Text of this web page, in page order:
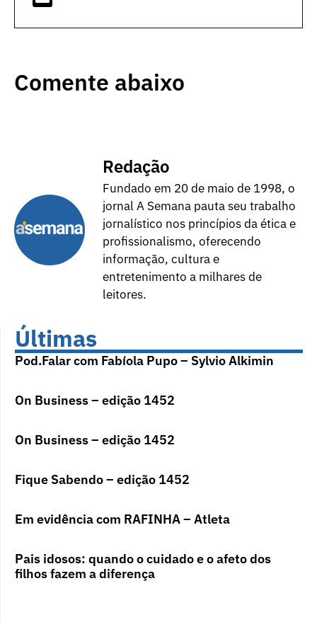
Comente abaixo
Redação
Fundado em 20 de maio de 1998, o
jornal A Semana pauta seu trabalho
jornalístico nos princípios da ética e
profissionalismo, oferecendo
informação, cultura e
entretenimento a milhares de
leitores.
Últimas
Pod.Falar com Fabíola Pupo – Sylvio Alkimin
On Business – edição 1452
On Business – edição 1452
Fique Sabendo – edição 1452
Em evidência com RAFINHA – Atleta
Pais idosos: quando o cuidado e o afeto dos
filhos fazem a diferença